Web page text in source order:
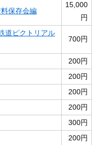
保存会編
15,000
円
道ピクトリアル
700円
200円
200円
200円
200円
300円
200円